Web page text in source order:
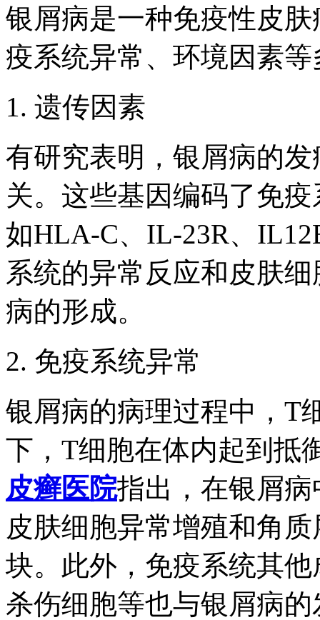
银屑病是一种免疫性皮
疫系统异常、环境因素
1. 遗传因素
有研究表明，银屑病的
关。这些基因编码了免
如HLA-C、IL-23R、
系统的异常反应和皮肤
病的形成。
2. 免疫系统异常
银屑病的病理过程中，T
下，T细胞在体内起到抵
皮癣医院指出，在银屑
皮肤细胞异常增殖和角
块。此外，免疫系统其
杀伤细胞等也与银屑病